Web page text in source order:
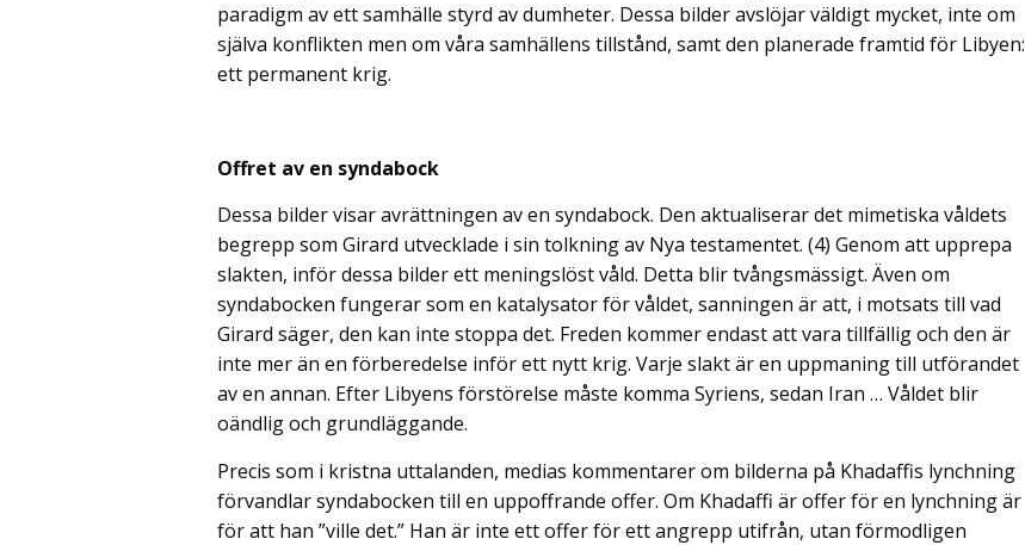
paradigm av ett samhälle styrd av dumheter. Dessa bilder avslöjar väldigt mycket, inte om
själva konflikten men om våra samhällens tillstånd, samt den planerade framtid för Libyen:
ett permanent krig.
Offret av en syndabock
Dessa bilder visar avrättningen av en syndabock. Den aktualiserar det mimetiska våldets
begrepp som Girard utvecklade i sin tolkning av Nya testamentet. (4) Genom att upprepa
slakten, inför dessa bilder ett meningslöst våld. Detta blir tvångsmässigt. Även om
syndabocken fungerar som en katalysator för våldet, sanningen är att, i motsats till vad
Girard säger, den kan inte stoppa det. Freden kommer endast att vara tillfällig och den är
inte mer än en förberedelse inför ett nytt krig. Varje slakt är en uppmaning till utförandet
av en annan. Efter Libyens förstörelse måste komma Syriens, sedan Iran … Våldet blir
oändlig och grundläggande.
Precis som i kristna uttalanden, medias kommentarer om bilderna på Khadaffis lynchning
förvandlar syndabocken till en uppoffrande offer. Om Khadaffi är offer för en lynchning är
för att han ”ville det.” Han är inte ett offer för ett angrepp utifrån, utan förmodligen